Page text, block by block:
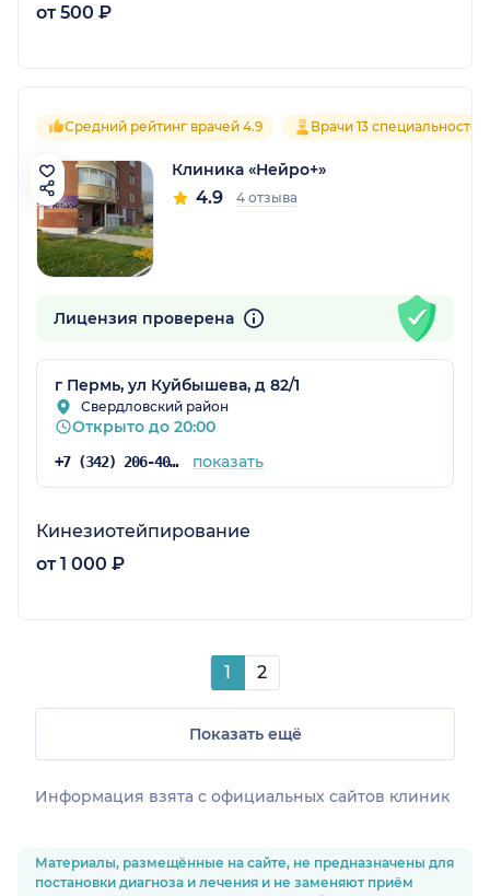
от 500 ₽
Средний рейтинг врачей 4.9 Врачи 13 специальностей
Клиника «Нейро+»
4.9 4 отзыва
Лицензия проверена
г Пермь, ул Куйбышева, д 82/1
Свердловский район
Открыто до 20:00
+7 (342) 206-40-36 показать
Кинезиотейпирование
от 1 000 ₽
1 2
Показать ещё
Информация взята c официальных сайтов клиник
Материалы, размещённые на сайте, не предназначены для
постановки диагноза и лечения и не заменяют приём